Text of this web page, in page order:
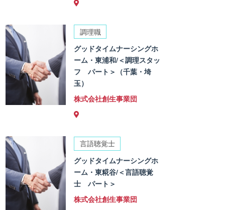
調理職
グッドタイムナーシングホ
ーム・東浦和/＜調理スタッ
フ パート＞（千葉・埼
玉）
株式会社創生事業団
言語聴覚士
グッドタイムナーシングホ
ーム・東糀谷/＜言語聴覚
士 パート＞
株式会社創生事業団